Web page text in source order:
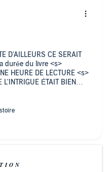
CE SERAIT
livre <s>
HEURE DE LECTURE <s>
L'INTRIGUE ÉTAIT BIEN